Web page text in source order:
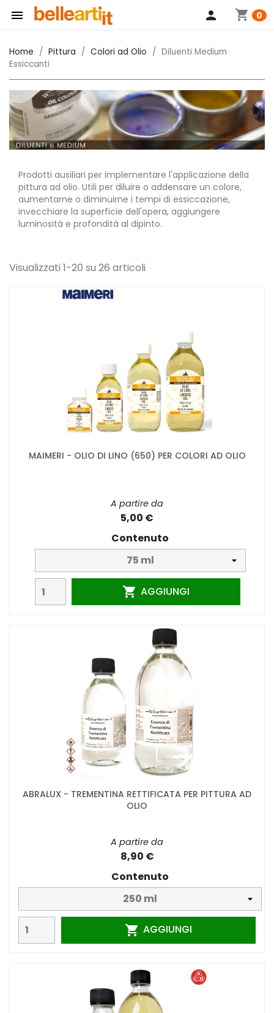
 shopping_cart 0
person
Home Pittura Colori ad Olio
Diluenti Medium
Essiccanti
Prodotti ausiliari per implementare l'applicazione della
pittura ad olio. Utili per diluire o addensare un colore,
aumentarne o diminuirne i tempi di essiccazione,
invecchiare la superficie dell'opera, aggiungere
luminosità e profondità al dipinto.
Visualizzati 1-20 su 26 articoli
MAIMERI - OLIO DI LINO (650) PER COLORI AD OLIO
A partire da
5,00 €
Contenuto
 AGGIUNGI
ABRALUX - TREMENTINA RETTIFICATA PER PITTURA AD
OLIO
A partire da
8,90 €
Contenuto
 AGGIUNGI